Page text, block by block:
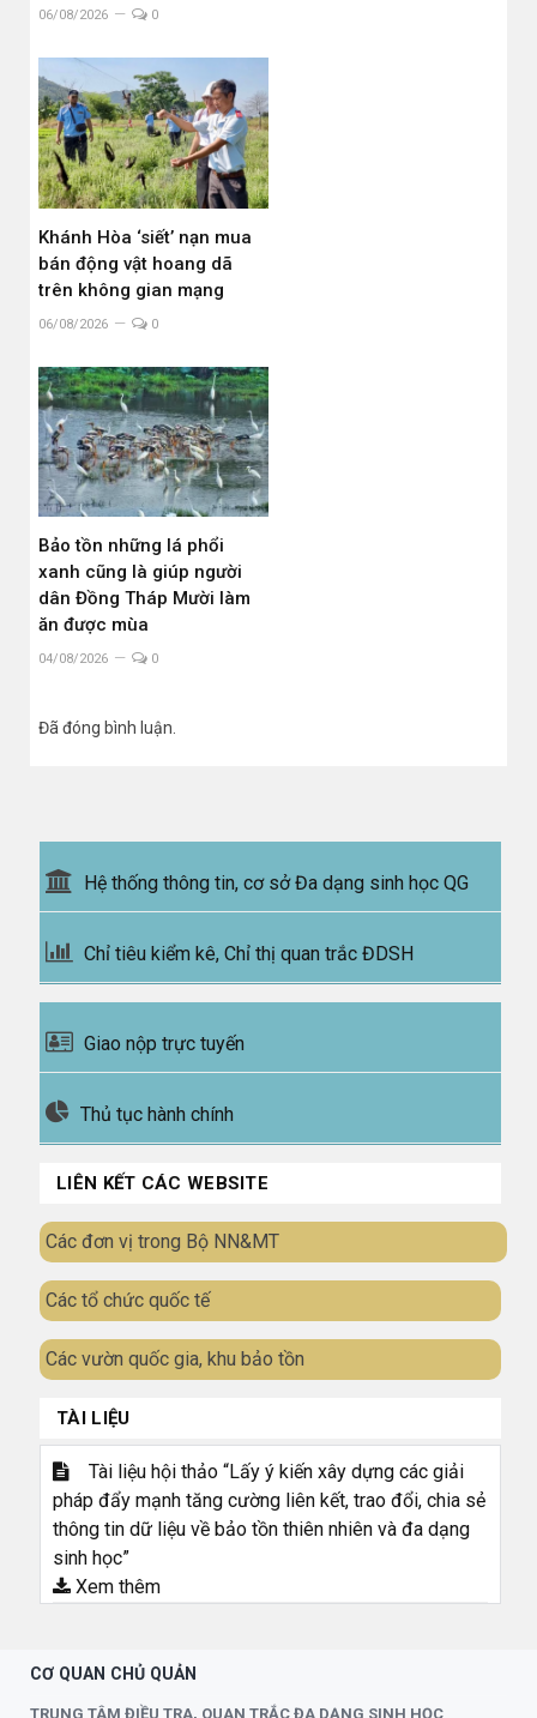
06/08/2026 0
Khánh Hòa ‘siết’ nạn mua
bán động vật hoang dã
trên không gian mạng
06/08/2026 0
Bảo tồn những lá phổi
xanh cũng là giúp người
dân Đồng Tháp Mười làm
ăn được mùa
04/08/2026 0
Đã đóng bình luận.
Hệ thống thông tin, cơ sở Đa dạng sinh học QG
Chỉ tiêu kiểm kê, Chỉ thị quan trắc ĐDSH
Giao nộp trực tuyến
Thủ tục hành chính
LIÊN KẾT CÁC WEBSITE
Các đơn vị trong Bộ NN&MT
Các tổ chức quốc tế
Các vườn quốc gia, khu bảo tồn
TÀI LIỆU
Tài liệu hội thảo “Lấy ý kiến xây dựng các giải
pháp đẩy mạnh tăng cường liên kết, trao đổi, chia sẻ
thông tin dữ liệu về bảo tồn thiên nhiên và đa dạng
sinh học”
Xem thêm
CƠ QUAN CHỦ QUẢN
TRUNG TÂM ĐIỀU TRA, QUAN TRẮC ĐA DẠNG SINH HỌC